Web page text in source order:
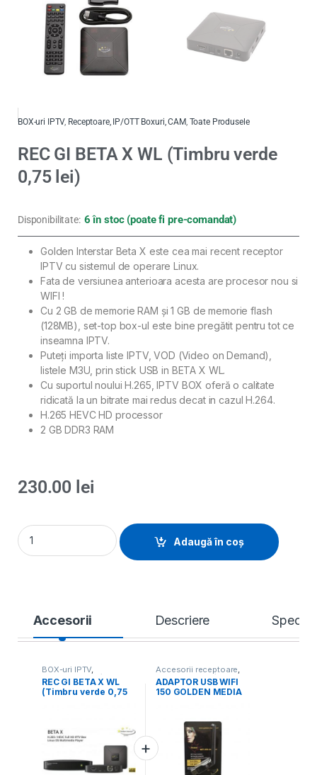
BOX-uri IPTV, Receptoare, IP/OTT Boxuri, CAM, Toate Produsele
REC GI BETA X WL (Timbru verde
0,75 lei)
Disponibilitate: 6 în stoc (poate fi pre-comandat)
Golden Interstar Beta X este cea mai recent receptor
IPTV cu sistemul de operare Linux.
Fata de versiunea anterioara acesta are procesor nou si
WIFI !
Cu 2 GB de memorie RAM și 1 GB de memorie flash
(128MB), set-top box-ul este bine pregătit pentru tot ce
inseamna IPTV.
Puteți importa liste IPTV, VOD (Video on Demand),
listele M3U, prin stick USB in BETA X WL.
Cu suportul noului H.265, IPTV BOX oferă o calitate
ridicată la un bitrate mai redus decat in cazul H.264.
H.265 HEVC HD processor
2 GB DDR3 RAM
230.00 lei
Adaugă în coș
Accesorii Descriere
BOX-uri IPTV,
Receptoare, IP/OTT
Boxuri, CAM,Toate
Produsele
REC GI BETA X WL
(Timbru verde 0,75
Accesorii receptoare
Receptoare, IP/OTT
Boxuri, CAM,Toate
Produsele
ADAPTOR USB WIFI
150 GOLDEN MEDIA